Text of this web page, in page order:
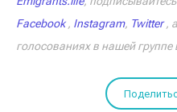
Facebook, Instagram, Twitter,
голосованиях в нашей группе